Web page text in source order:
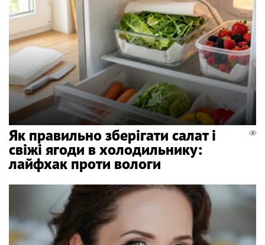
Як правильно зберігати салат і
свіжі ягоди в холодильнику:
лайфхак проти вологи